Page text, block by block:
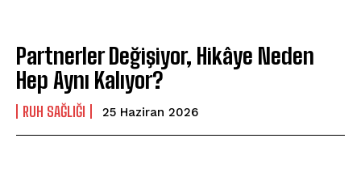
Partnerler Değişiyor, Hikâye Neden
Hep Aynı Kalıyor?
⁠RUH SAĞLIĞI 25 Haziran 2026